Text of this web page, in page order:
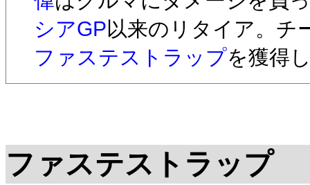
シアGP以来のリタイア。チ
ファステストラップを獲得
ファステストラップ